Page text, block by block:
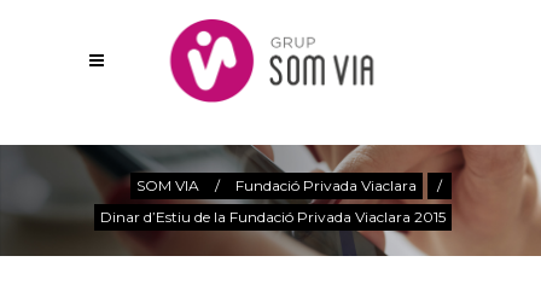
SOM VIA / Fundació Privada Viaclara
/
Dinar d’Estiu de la Fundació Privada Viaclara 2015
Actualitat